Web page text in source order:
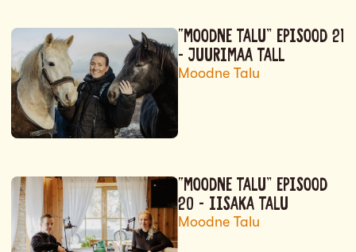
“MOODNE TALU” EPISOOD 21
– JUURIMAA TALL
Moodne Talu
“MOODNE TALU” EPISOOD
20 – IISAKA TALU
Moodne Talu